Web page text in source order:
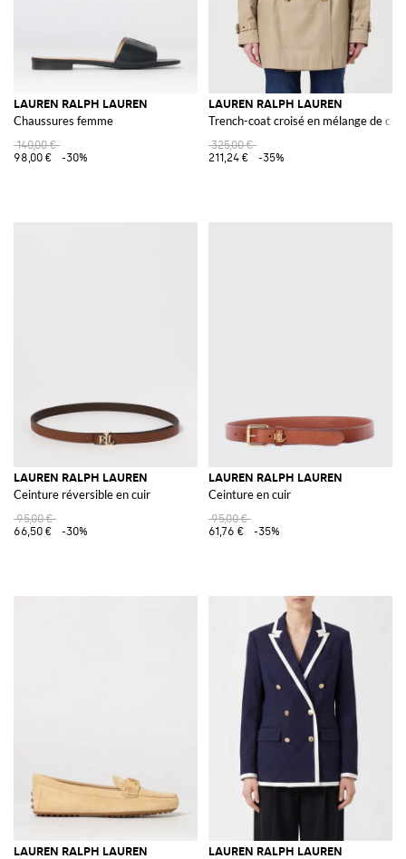
LAUREN RALPH LAUREN
Chaussures femme
140,00 €
98,00 €
-30%
LAUREN RALPH LAUREN
Trench-coat croisé en mélange de
325,00 €
211,24 €
-35%
LAUREN RALPH LAUREN
Ceinture réversible en cuir
95,00 €
66,50 €
-30%
LAUREN RALPH LAUREN
Ceinture en cuir
95,00 €
61,76 €
-35%
LAUREN RALPH LAUREN LAUREN RALPH LAUREN